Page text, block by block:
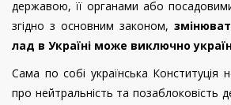
державою, її органами або
згідно з основним законом,
лад в Україні може виключно
Сама по собі українська Конституція
про нейтральність та позаблоковість